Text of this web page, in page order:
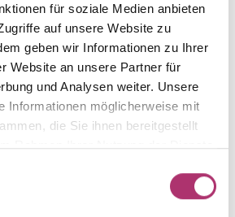
für soziale Medien anbieten
auf unsere Website zu
geben wir Informationen zu Ihrer
Website an unsere Partner für
und Analysen weiter. Unsere
Informationen möglicherweise mit
die Sie ihnen bereitgestellt
Rahmen Ihrer Nutzung der Dienste
Rot- und Weißgold
Steinart
Zirkonia
Größe